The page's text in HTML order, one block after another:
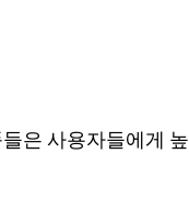
은 사용자들에게 높